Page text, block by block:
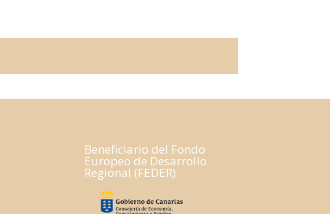
Beneficiario del Fondo
Europeo de Desarrollo
Regional (FEDER)